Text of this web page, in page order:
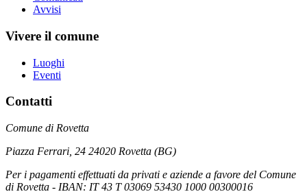
Avvisi
Vivere il comune
Luoghi
Eventi
Contatti
Comune di Rovetta
Piazza Ferrari, 24 24020 Rovetta (BG)
Per i pagamenti effettuati da privati e aziende a favore del Comune
di Rovetta - IBAN: IT 43 T 03069 53430 1000 00300016